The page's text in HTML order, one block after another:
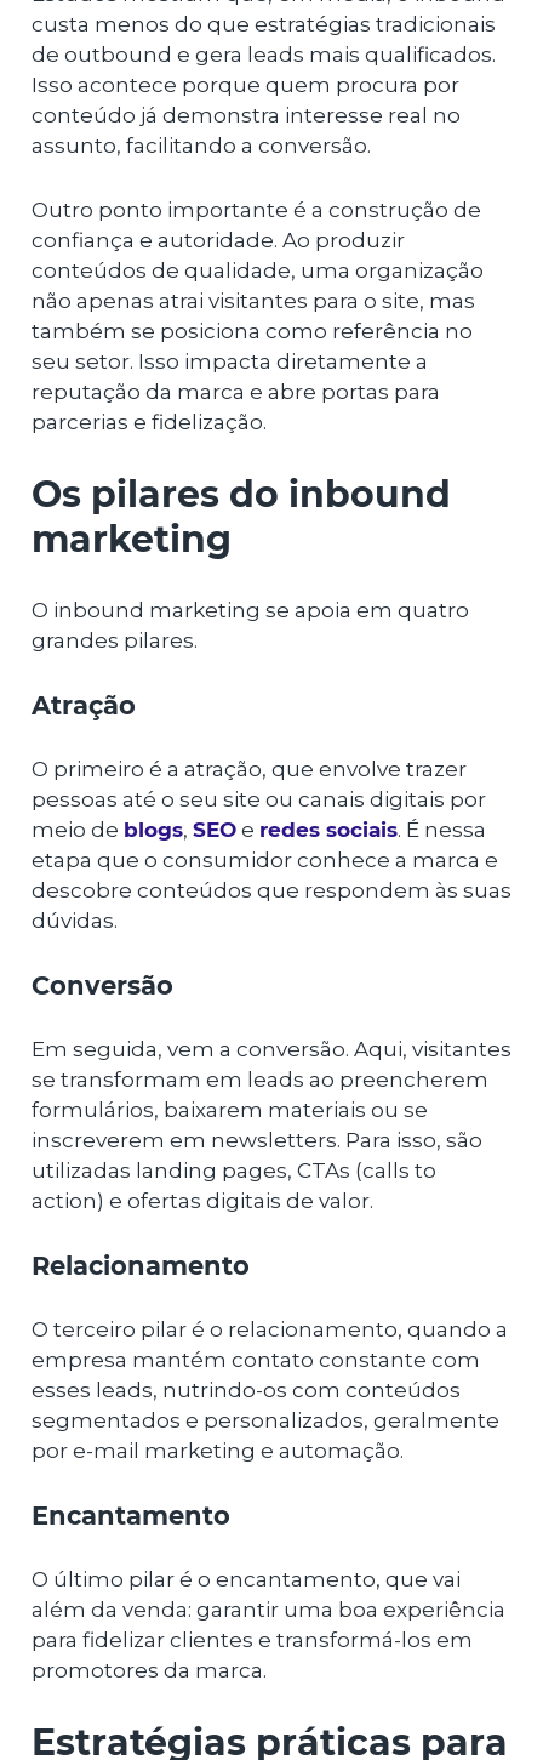
custa menos do que estratégias tradicionais
de outbound e gera leads mais qualificados.
Isso acontece porque quem procura por
conteúdo já demonstra interesse real no
assunto, facilitando a conversão.
Outro ponto importante é a construção de
confiança e autoridade. Ao produzir
conteúdos de qualidade, uma organização
não apenas atrai visitantes para o site, mas
também se posiciona como referência no
seu setor. Isso impacta diretamente a
reputação da marca e abre portas para
parcerias e fidelização.
Os pilares do inbound
marketing
O inbound marketing se apoia em quatro
grandes pilares.
Atração
O primeiro é a atração, que envolve trazer
pessoas até o seu site ou canais digitais por
meio de blogs, SEO e redes sociais. É nessa
etapa que o consumidor conhece a marca e
descobre conteúdos que respondem às suas
dúvidas.
Conversão
Em seguida, vem a conversão. Aqui, visitantes
se transformam em leads ao preencherem
formulários, baixarem materiais ou se
inscreverem em newsletters. Para isso, são
utilizadas landing pages, CTAs (calls to
action) e ofertas digitais de valor.
Relacionamento
O terceiro pilar é o relacionamento, quando a
empresa mantém contato constante com
esses leads, nutrindo-os com conteúdos
segmentados e personalizados, geralmente
por e-mail marketing e automação.
Encantamento
O último pilar é o encantamento, que vai
além da venda: garantir uma boa experiência
para fidelizar clientes e transformá-los em
promotores da marca.
Estratégias práticas para